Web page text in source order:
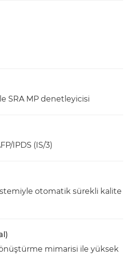
SRA MP denetleyicisi
IPDS (IS/3)
otomatik sürekli kalite
mimarisi ile yüksek